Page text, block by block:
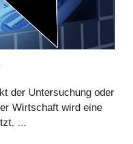
der Untersuchung oder
Wirtschaft wird eine
...